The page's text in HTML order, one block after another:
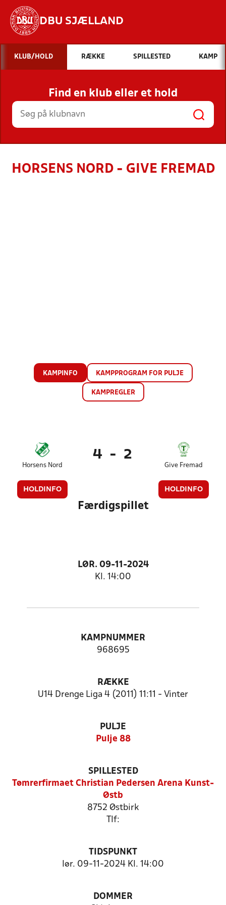
DBU SJÆLLAND
Hvad vil du søge efter?
INDHOLD OG NYHEDER
STILLINGER, RESULTATER, KLUBBER OG
HOLD
KLUB/HOLD RÆKKE SPILLESTED KAMP
Find en klub eller et hold
HORSENS NORD - GIVE FREMAD
KAMPINFO KAMPPROGRAM FOR PULJE
KAMPREGLER
Horsens Nord
HOLDINFO
4 - 2
Give Fremad
HOLDINFO
Færdigspillet
LØR. 09-11-2024
Kl. 14:00
KAMPNUMMER
968695
RÆKKE
U14 Drenge Liga 4 (2011) 11:11 - Vinter
PULJE
Pulje 88
SPILLESTED
Tømrerfirmaet Christian Pedersen Arena Kunst-
Østb
8752 Østbirk
Tlf:
TIDSPUNKT
lør. 09-11-2024 Kl. 14:00
DOMMER